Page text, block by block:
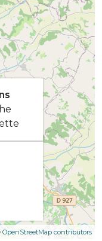
OpenStreetMap contributors